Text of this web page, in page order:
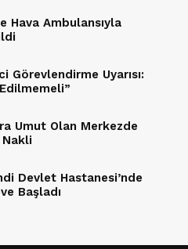
Hava Ambulansıyla
Görevlendirme Uyarısı:
Umut Olan Merkezde
Nakli
Devlet Hastanesi’nde
Başladı